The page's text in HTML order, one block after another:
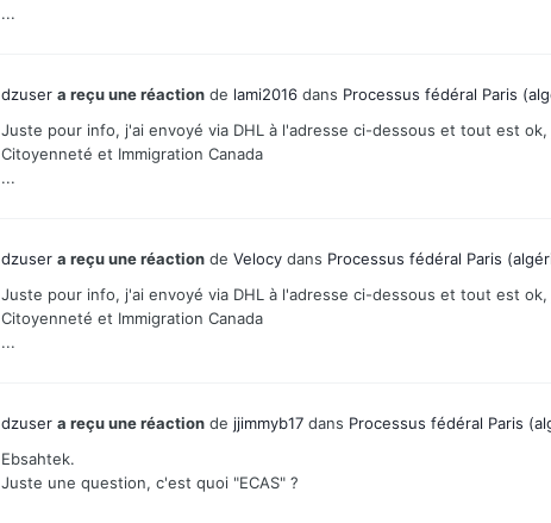
...
dzuser a reçu une réaction de lami2016 dans Processus fédéral Paris
Juste pour info, j'ai envoyé via DHL à l'adresse ci-dessous et tout est ok,
Citoyenneté et Immigration Canada
...
dzuser a reçu une réaction de Velocy dans Processus fédéral Paris
Juste pour info, j'ai envoyé via DHL à l'adresse ci-dessous et tout est ok,
Citoyenneté et Immigration Canada
...
dzuser a reçu une réaction de jjimmyb17 dans Processus fédéral Paris
Ebsahtek.
Juste une question, c'est quoi "ECAS" ?